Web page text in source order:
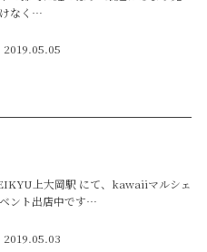
なく…
2019.05.05
上大岡駅 にて、kawaiiマルシェ
ント出店中です…
2019.05.03